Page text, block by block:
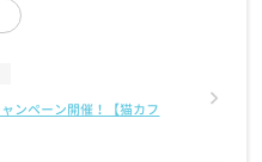
ンペーン開催！【猫カフ